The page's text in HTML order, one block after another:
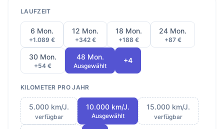
LAUFZEIT
6 Mon.
+1.089 €
12 Mon.
+342 €
18 Mon.
+188 €
24 Mon.
+87 €
30 Mon.
+54 €
48 Mon.
Ausgewählt
+4
KILOMETER PRO JAHR
5.000 km/J.
verfügbar
10.000 km/J.
Ausgewählt
15.000 km/J.
verfügbar